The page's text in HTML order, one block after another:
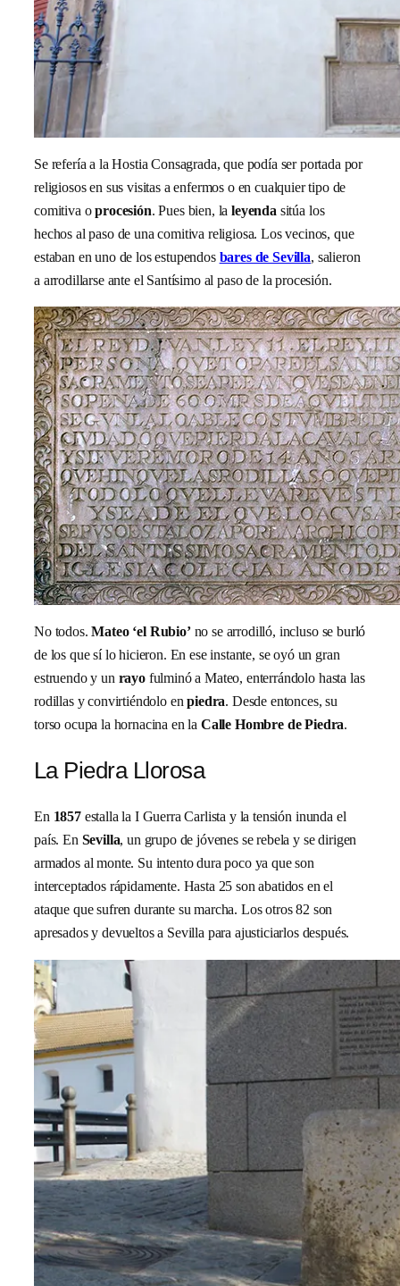
Se refería a la Hostia Consagrada, que podía ser portada por
religiosos en sus visitas a enfermos o en cualquier tipo de
comitiva oprocesión. Pues bien, laleyenda sitúa los
hechos al paso de una comitiva religiosa. Los vecinos, que
estaban en uno de los estupendos bares de Sevilla, salieron
a arrodillarse ante el Santísimo al paso de la procesión.
No todos.Mateo ‘el Rubio’no se arrodilló, incluso se burló
de los que sí lo hicieron. En ese instante, se oyó un gran
estruendo y un rayofulminó a Mateo, enterrándolo hasta las
rodillas y convirtiéndolo enpiedra. Desde entonces, su
torso ocupa la hornacina en la Calle Hombre de Piedra.
La Piedra Llorosa
En 1857estalla la I Guerra Carlista y la tensión inunda el
país. En Sevilla, un grupo de jóvenes se rebela y se dirigen
armados al monte. Su intento dura poco ya que son
interceptados rápidamente. Hasta 25 son abatidos en el
ataque que sufren durante su marcha. Los otros 82 son
apresados y devueltos a Sevilla para ajusticiarlos después.